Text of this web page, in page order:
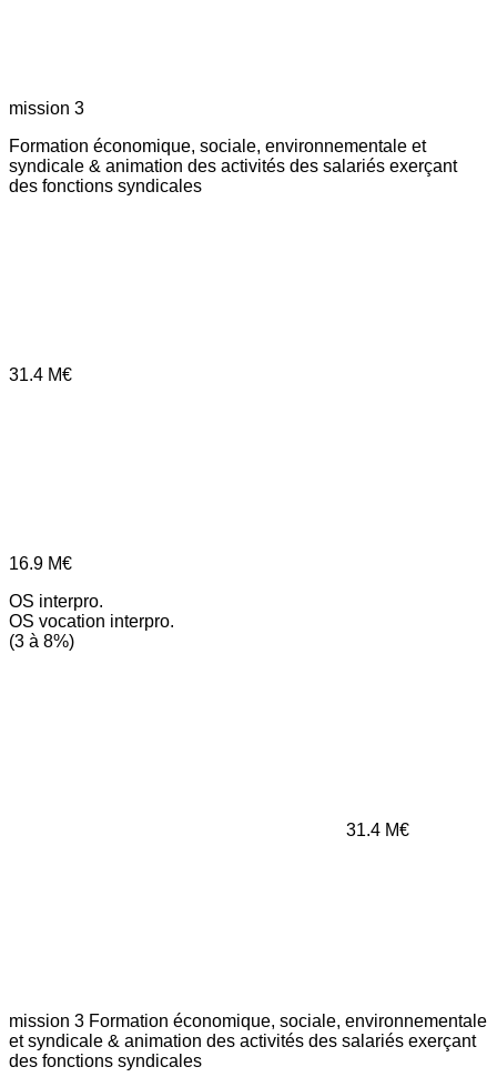
mission 3
Formation économique, sociale, environnementale et
syndicale & animation des activités des salariés exerçant
des fonctions syndicales
31.4 M€
16.9 M€
OS interpro.
OS vocation interpro.
(3 à 8%)
31.4 M€
mission 3 Formation économique, sociale, environnementale
et syndicale & animation des activités des salariés exerçant
des fonctions syndicales